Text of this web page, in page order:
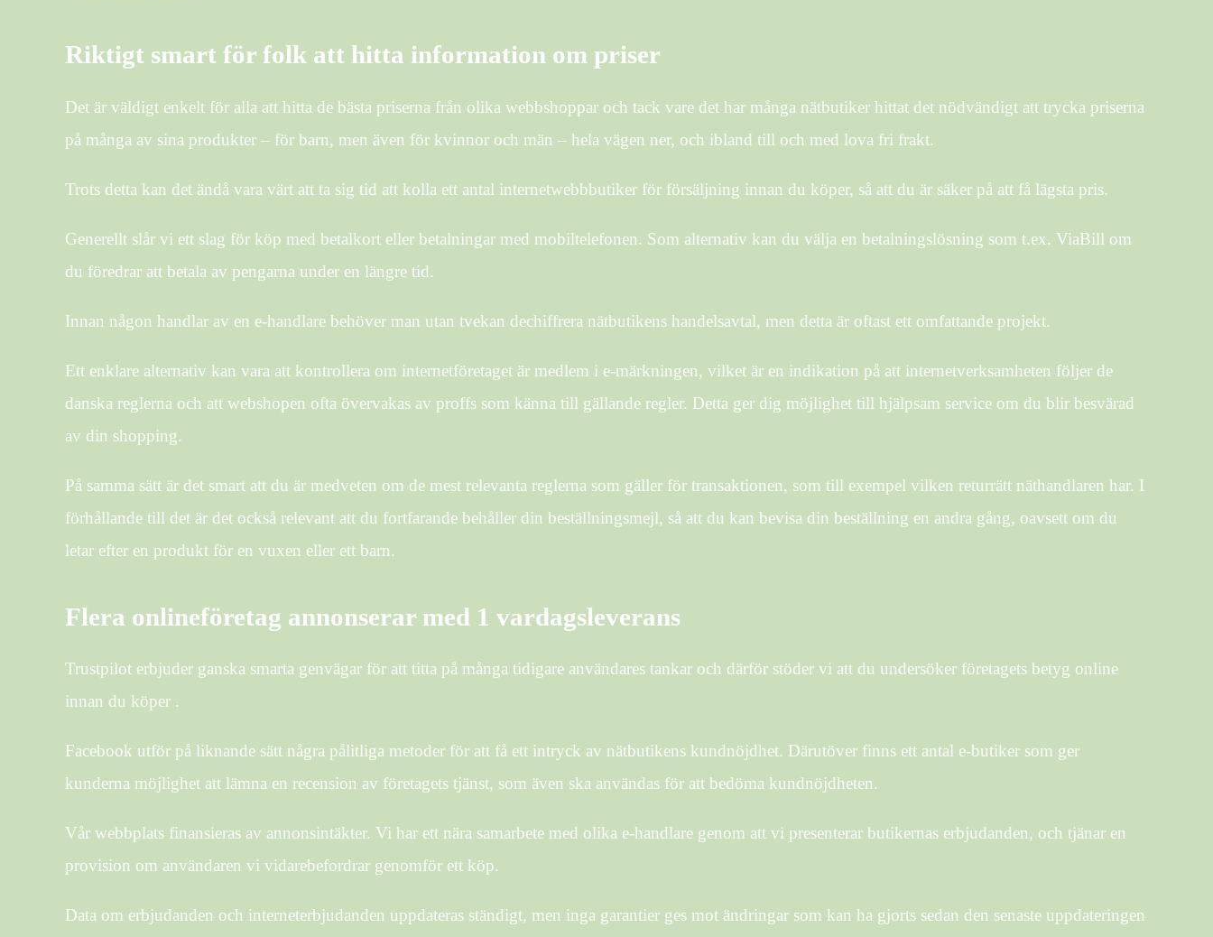
Riktigt smart för folk att hitta information om priser
Det är väldigt enkelt för alla att hitta de bästa priserna från olika webbshoppar och tack vare det har många nätbutiker hittat det nödvändigt att trycka priserna
på många av sina produkter – för barn, men även för kvinnor och män – hela vägen ner, och ibland till och med lova fri frakt.
Trots detta kan det ändå vara värt att ta sig tid att kolla ett antal internetwebbbutiker för försäljning innan du köper, så att du är säker på att få lägsta pris.
Generellt slår vi ett slag för köp med betalkort eller betalningar med mobiltelefonen. Som alternativ kan du välja en betalningslösning som t.ex. ViaBill om
du föredrar att betala av pengarna under en längre tid.
Innan någon handlar av en e-handlare behöver man utan tvekan dechiffrera nätbutikens handelsavtal, men detta är oftast ett omfattande projekt.
Ett enklare alternativ kan vara att kontrollera om internetföretaget är medlem i e-märkningen, vilket är en indikation på att internetverksamheten följer de
danska reglerna och att webshopen ofta övervakas av proffs som känna till gällande regler. Detta ger dig möjlighet till hjälpsam service om du blir besvärad
av din shopping.
På samma sätt är det smart att du är medveten om de mest relevanta reglerna som gäller för transaktionen, som till exempel vilken returrätt näthandlaren har. I
förhållande till det är det också relevant att du fortfarande behåller din beställningsmejl, så att du kan bevisa din beställning en andra gång, oavsett om du
letar efter en produkt för en vuxen eller ett barn.
Flera onlineföretag annonserar med 1 vardagsleverans
Trustpilot erbjuder ganska smarta genvägar för att titta på många tidigare användares tankar och därför stöder vi att du undersöker företagets betyg online
innan du köper .
Facebook utför på liknande sätt några pålitliga metoder för att få ett intryck av nätbutikens kundnöjdhet. Därutöver finns ett antal e-butiker som ger
kunderna möjlighet att lämna en recension av företagets tjänst, som även ska användas för att bedöma kundnöjdheten.
Vår webbplats finansieras av annonsintäkter. Vi har ett nära samarbete med olika e-handlare genom att vi presenterar butikernas erbjudanden, och tjänar en
provision om användaren vi vidarebefordrar genomför ett köp.
Data om erbjudanden och interneterbjudanden uppdateras ständigt, men inga garantier ges mot ändringar som kan ha gjorts sedan den senaste uppdateringen